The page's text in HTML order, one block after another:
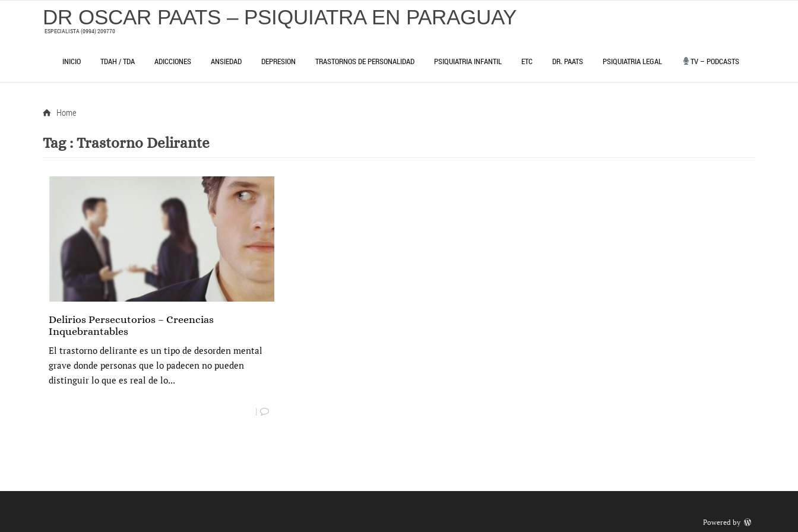
DR OSCAR PAATS – PSIQUIATRA EN PARAGUAY
ESPECIALISTA (0994) 209770
INICIO TDAH / TDA ADICCIONES ANSIEDAD DEPRESION TRASTORNOS DE PERSONALIDAD PSIQUIATRIA INFANTIL ETC DR. PAATS PSIQUIATRIA LEGAL TV – PODCASTS
Home
Tag : Trastorno Delirante
Delirios Persecutorios – Creencias
Inquebrantables
El trastorno delirante es un tipo de desorden mental
grave donde personas que lo padecen no pueden
distinguir lo que es real de lo...
|
Powered by